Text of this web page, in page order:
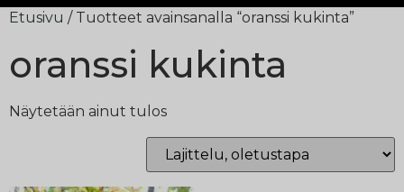
Etusivu / Tuotteet avainsanalla “oranssi kukinta”
oranssi kukinta
Näytetään ainut tulos